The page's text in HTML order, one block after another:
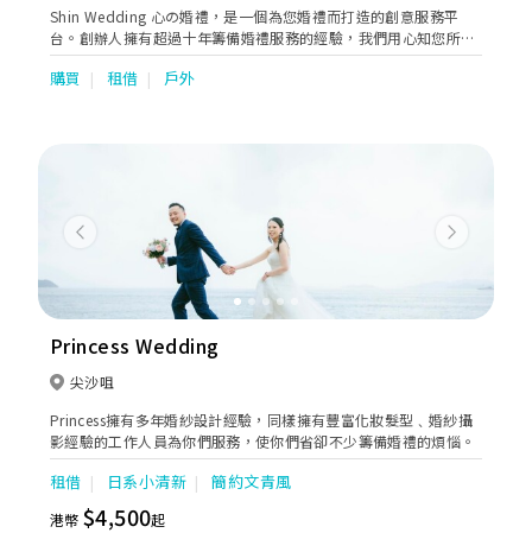
Shin Wedding 心の婚禮，是一個為您婚禮而打造的創意服務平
台。創辦人擁有超過十年籌備婚禮服務的經驗，我們用心知您所
想，除了提供專業意見外，更為您搜索婚禮需要的每一個細節，務
求令每一對準新人可選擇到最合適和貼身的婚禮服務。
購買 租借 戶外
Previous Next
Princess Wedding
尖沙咀
Princess擁有多年婚紗設計經驗，同樣擁有豐富化妝髮型﹑婚紗攝
影經驗的工作人員為你們服務，使你們省卻不少籌備婚禮的煩惱。
租借 日系小清新 簡約文青風
港幣$4,500起